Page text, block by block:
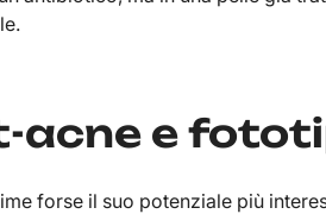
acne e
forse il suo potenziale più